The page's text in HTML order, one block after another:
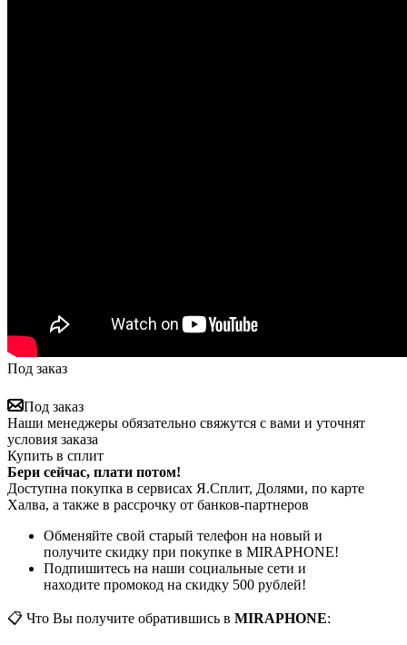
Под заказ
Под заказ
Наши менеджеры обязательно свяжутся с вами и уточнят
условия заказа
Купить в сплит
Бери сейчас, плати потом!
Доступна покупка в сервисах Я.Сплит, Долями, по карте
Халва, а также в рассрочку от банков-партнеров
Обменяйте свой старый телефон на новый и
получите скидку при покупке в MIRAPHONE!
Подпишитесь на наши социальные сети и
находите промокод на скидку 500 рублей!
📋 Что Вы получите обратившись в MIRAPHONE: